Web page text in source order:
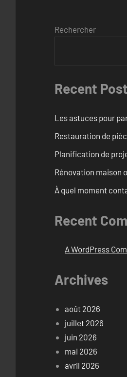
Rechercher
Recent
Les astuces pour
Restauration de
Planification de
Rénovation maison
À quel moment
Recent
A WordPress
Archives
août 2026
juillet 2026
juin 2026
mai 2026
avril 2026